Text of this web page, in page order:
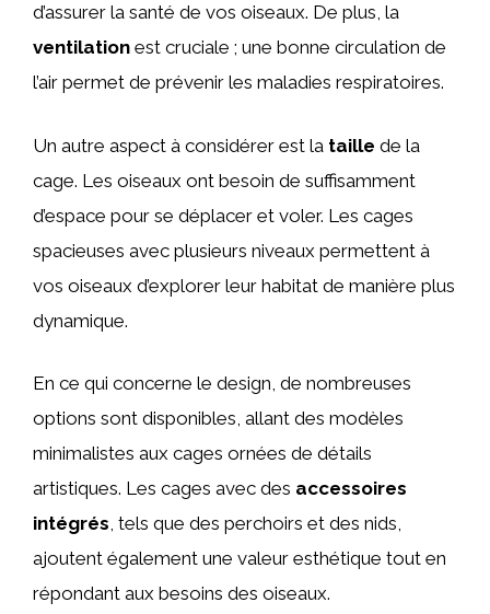
d’assurer la santé de vos oiseaux. De plus, la
ventilation est cruciale ; une bonne circulation de
l’air permet de prévenir les maladies respiratoires.
Un autre aspect à considérer est la taille de la
cage. Les oiseaux ont besoin de suffisamment
d’espace pour se déplacer et voler. Les cages
spacieuses avec plusieurs niveaux permettent à
vos oiseaux d’explorer leur habitat de manière plus
dynamique.
En ce qui concerne le design, de nombreuses
options sont disponibles, allant des modèles
minimalistes aux cages ornées de détails
artistiques. Les cages avec des accessoires
intégrés, tels que des perchoirs et des nids,
ajoutent également une valeur esthétique tout en
répondant aux besoins des oiseaux.